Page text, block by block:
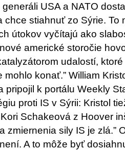
USA a NATO
chce stiahnuť zo Sýrie. To
útokov vyčítajú ako
americké storočie
udalostí,
konať.” William
pripojil k portálu Weekly
proti IS v Sýrii: Kristol
Schakeová z Hoover
zmiernenia sily IS je zlá.”
A to môže byť